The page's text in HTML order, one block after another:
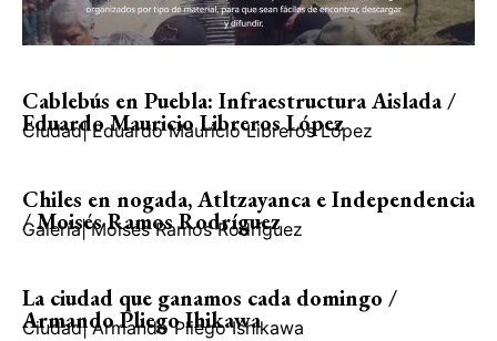
Cablebús en Puebla: Infraestructura Aislada /
Eduardo Mauricio Libreros López
Ciudad| Eduardo Mauricio Libreros López
Chiles en nogada, Atltzayanca e Independencia
/ Moisés Ramos Rodríguez
Galería| Moisés Ramos Rodríguez
La ciudad que ganamos cada domingo /
Armando Pliego Ihikawa
Ciudad| Armando Pliego Ishikawa